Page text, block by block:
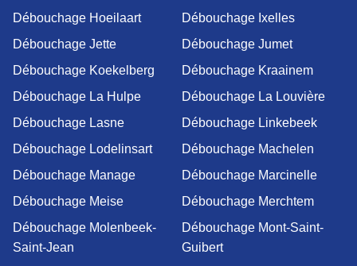
Débouchage Hoeilaart
Débouchage Ixelles
Débouchage Jette
Débouchage Jumet
Débouchage Koekelberg
Débouchage Kraainem
Débouchage La Hulpe
Débouchage La Louvière
Débouchage Lasne
Débouchage Linkebeek
Débouchage Lodelinsart
Débouchage Machelen
Débouchage Manage
Débouchage Marcinelle
Débouchage Meise
Débouchage Merchtem
Débouchage Molenbeek-
Saint-Jean
Débouchage Mont-Saint-
Guibert